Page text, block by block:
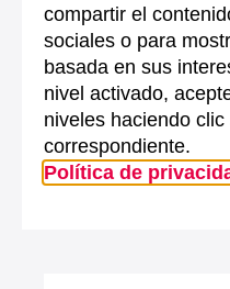
compartir el
sociales o para
basada en sus
nivel activado,
niveles haciendo
correspondiente.
Política de